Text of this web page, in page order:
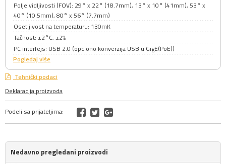
Polje vidljivosti (FOV): 29° x 22° (18.7mm), 13° x 10° (41mm), 53° x
40° (10.5mm), 80° x 56° (7.7mm)
Osetljivost na temperaturu: 130mK
Tačnost: ±2°C, ±2%
PC interfejs: USB 2.0 (opciono konverzija USB u GigE(PoE))
Pogledaj više
Tehnički podaci
Deklaracija proizvoda
Podeli sa prijateljima:
Nedavno pregledani proizvodi